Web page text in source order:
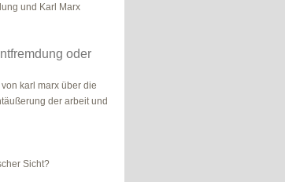
und Karl Marx
oder
karl marx über die
der arbeit und
Sicht?